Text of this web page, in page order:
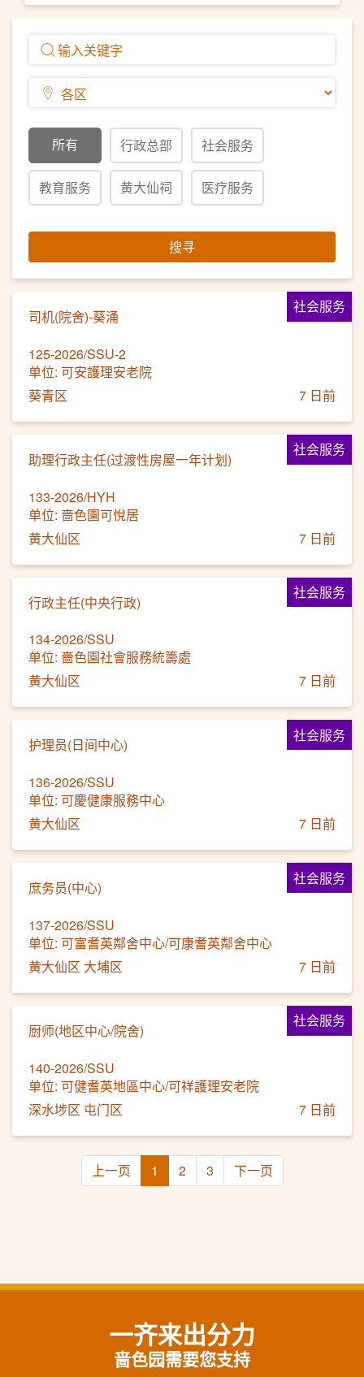
所有 行政总部 社会服务
教育服务 黄大仙祠 医疗服务
搜寻
社会服务
司机(院舍)-葵涌
125-2026/SSU-2
单位: 可安護理安老院
葵青区
7 日前
社会服务
助理行政主任(过渡性房屋一年计划)
133-2026/HYH
单位: 嗇色園可悅居
黄大仙区
7 日前
社会服务
行政主任(中央行政)
134-2026/SSU
单位: 嗇色園社會服務統籌處
黄大仙区
7 日前
社会服务
护理员(日间中心)
136-2026/SSU
单位: 可慶健康服務中心
黄大仙区
7 日前
社会服务
庶务员(中心)
137-2026/SSU
单位: 可富耆英鄰舍中心/可康耆英鄰舍中心
黄大仙区 大埔区
7 日前
社会服务
厨师(地区中心/院舍)
140-2026/SSU
单位: 可健耆英地區中心/可祥護理安老院
深水埗区 屯门区
7 日前
上一页 1 2 3 下一页
一齐来出分力
啬色园需要您支持